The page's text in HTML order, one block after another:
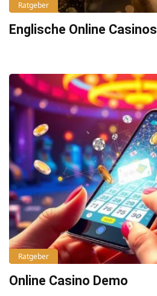
Ratgeber
Englische Online Casinos
Ratgeber
Online Casino Demo